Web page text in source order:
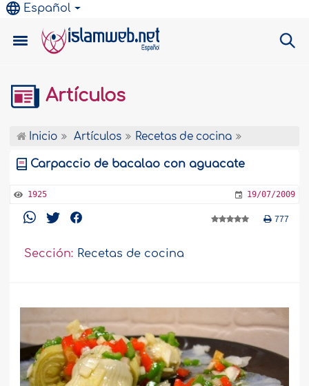
Español
Artículos
Inicio Artículos Recetas de cocina
Carpaccio de bacalao con aguacate
1925 19/07/2009
777
Sección: Recetas de cocina